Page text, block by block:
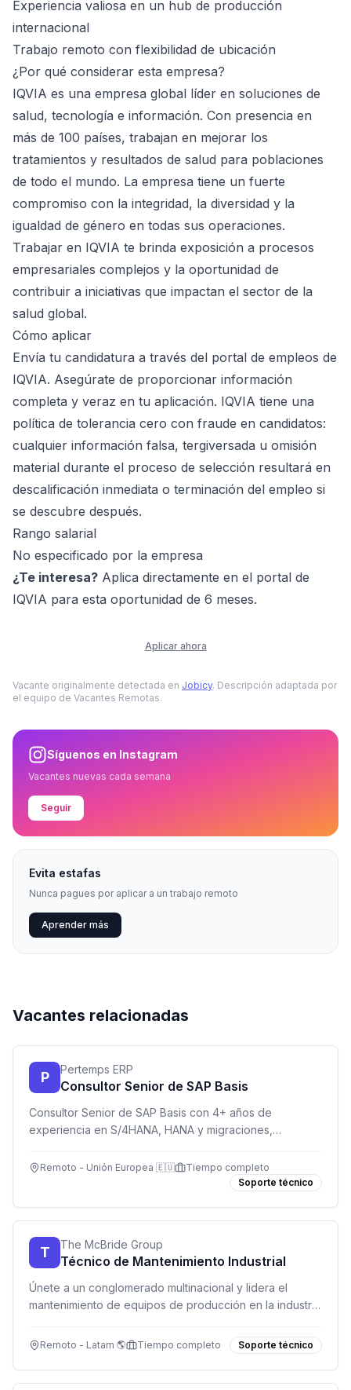
Experiencia valiosa en un hub de producción
internacional
Trabajo remoto con flexibilidad de ubicación
¿Por qué considerar esta empresa?
IQVIA es una empresa global líder en soluciones de
salud, tecnología e información. Con presencia en
más de 100 países, trabajan en mejorar los
tratamientos y resultados de salud para poblaciones
de todo el mundo. La empresa tiene un fuerte
compromiso con la integridad, la diversidad y la
igualdad de género en todas sus operaciones.
Trabajar en IQVIA te brinda exposición a procesos
empresariales complejos y la oportunidad de
contribuir a iniciativas que impactan el sector de la
salud global.
Cómo aplicar
Envía tu candidatura a través del portal de empleos de
IQVIA. Asegúrate de proporcionar información
completa y veraz en tu aplicación. IQVIA tiene una
política de tolerancia cero con fraude en candidatos:
cualquier información falsa, tergiversada u omisión
material durante el proceso de selección resultará en
descalificación inmediata o terminación del empleo si
se descubre después.
Rango salarial
No especificado por la empresa
¿Te interesa? Aplica directamente en el portal de
IQVIA para esta oportunidad de 6 meses.
Aplicar ahora
Vacante originalmente detectada en Jobicy. Descripción adaptada por
el equipo de Vacantes Remotas.
Síguenos en Instagram
Vacantes nuevas cada semana
Seguir
Evita estafas
Nunca pagues por aplicar a un trabajo remoto
Aprender más
Vacantes relacionadas
P Pertemps ERP
Consultor Senior de SAP Basis
Consultor Senior de SAP Basis con 4+ años de
experiencia en S/4HANA, HANA y migraciones,
escala desde remoto/híbrido en Europa.
Remoto - Unión Europea 🇪🇺
Tiempo completo
Soporte técnico
T The McBride Group
Técnico de Mantenimiento Industrial
Únete a un conglomerado multinacional y lidera el
mantenimiento de equipos de producción en la industria
Remoto - Latam 🌎 Tiempo completo Soporte técnico